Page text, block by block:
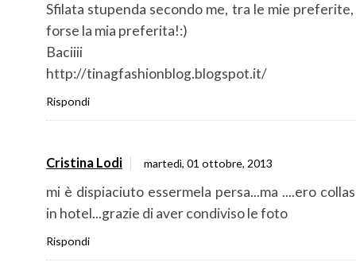
Sfilata stupenda secondo me, tra le mie preferite,
forse la mia preferita!:)
Baciiii
http://tinagfashionblog.blogspot.it/
Rispondi
Cristina Lodi martedì, 01 ottobre, 2013
mi è dispiaciuto essermela persa...ma ....ero
in hotel...grazie di aver condiviso le foto
Rispondi